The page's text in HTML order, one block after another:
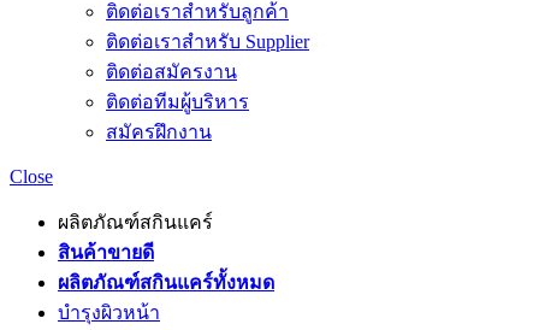
ติดต่อเราสำหรับลูกค้า
ติดต่อเราสำหรับ Supplier
ติดต่อสมัครงาน
ติดต่อทีมผู้บริหาร
สมัครฝึกงาน
Close
ผลิตภัณฑ์สกินแคร์
สินค้าขายดี
ผลิตภัณฑ์สกินแคร์ทั้งหมด
บำรุงผิวหน้า